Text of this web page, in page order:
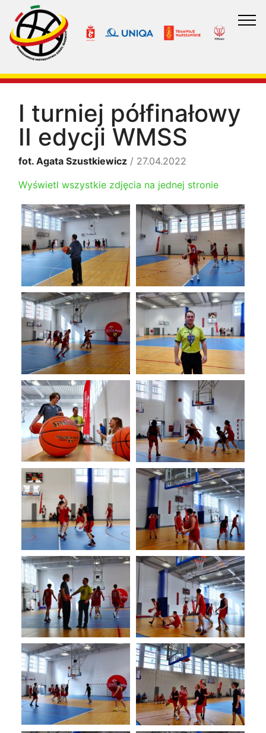
I turniej półfinałowy
II edycji WMSS
fot. Agata Szustkiewicz / 27.04.2022
Wyświetl wszystkie zdjęcia na jednej stronie